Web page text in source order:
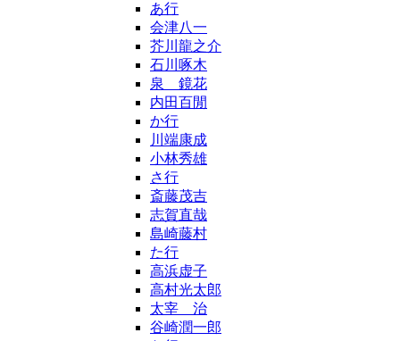
あ行
会津八一
芥川龍之介
石川啄木
泉 鏡花
内田百閒
か行
川端康成
小林秀雄
さ行
斎藤茂吉
志賀直哉
島崎藤村
た行
高浜虚子
高村光太郎
太宰 治
谷崎潤一郎